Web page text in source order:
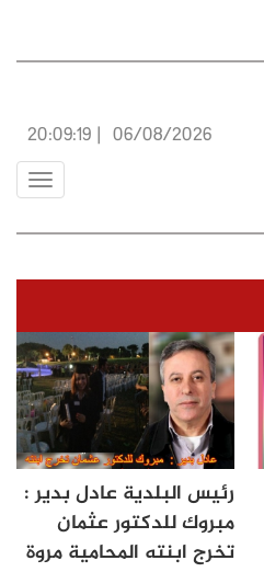
06/08/2026
|
20:09:19
Toggle
رئيس البلدية عادل بدير :
مبروك للدكتور عثمان
تخرج ابنته المحامية مروة